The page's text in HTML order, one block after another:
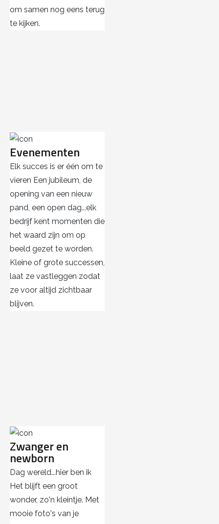
om samen nog eens terug
te kijken.
Evenementen
Elk succes is er één om te
vieren Een jubileum, de
opening van een nieuw
pand, een open dag...elk
bedrijf kent momenten die
het waard zijn om op
beeld gezet te worden.
Kleine of grote successen,
laat ze vastleggen zodat
ze voor altijd zichtbaar
blijven.
Zwanger en
newborn
Dag wereld...hier ben ik
Het blijft een groot
wonder, zo'n kleintje. Met
mooie foto's van je